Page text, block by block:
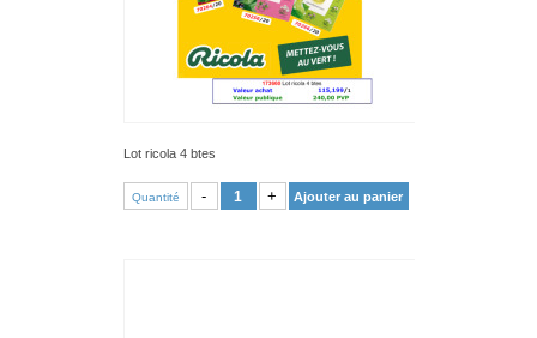
Lot ricola 4 btes
Quantité - + Ajouter au panier